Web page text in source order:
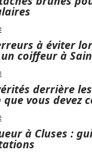
à éviter
coiffeur à
derrière
que vous devez
à Cluses :